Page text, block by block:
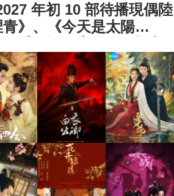
年初 10 部待播現偶陸
》、《今天是太陽